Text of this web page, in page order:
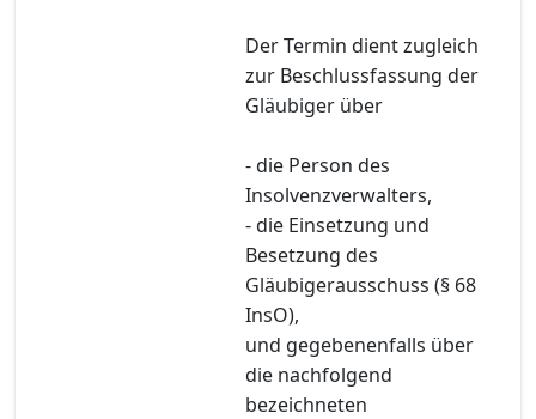
Der Termin dient zugleich
zur Beschlussfassung der
Gläubiger über
- die Person des
Insolvenzverwalters,
- die Einsetzung und
Besetzung des
Gläubigerausschuss (§ 68
InsO),
und gegebenenfalls über
die nachfolgend
bezeichneten